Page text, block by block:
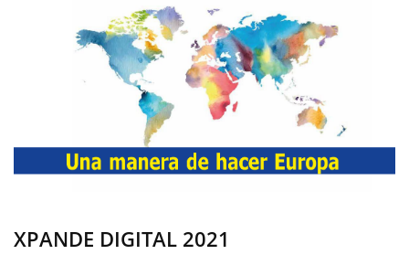
XPANDE DIGITAL 2021